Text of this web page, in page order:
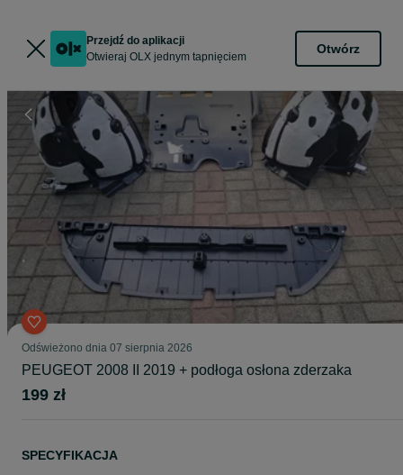
Przejdź do aplikacji
Otwieraj OLX jednym tapnięciem
Otwórz
Odświeżono dnia 07 sierpnia 2026
PEUGEOT 2008 II 2019 + podłoga osłona zderzaka
199 zł
SPECYFIKACJA